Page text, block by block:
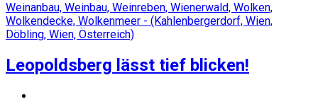
Leopoldsberg lässt tief blicken!